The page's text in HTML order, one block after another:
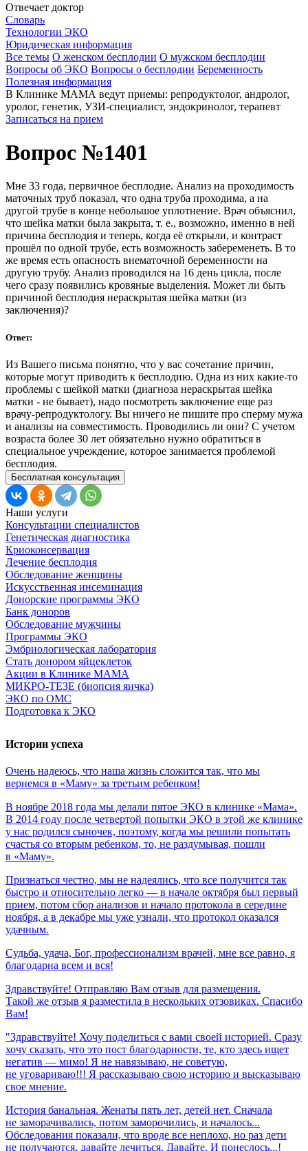
Отвечает доктор
Словарь
Технологии ЭКО
Юридическая информация
Все темы О женском бесплодии О мужском бесплодии
Вопросы об ЭКО Вопросы о бесплодии Беременность
Полезная информация
В Клинике МАМА ведут приемы: репродуктолог, андролог,
уролог, генетик, УЗИ-специалист, эндокринолог, терапевт
Записаться на прием
Вопрос №1401
Мне 33 года, первичное бесплодие. Анализ на проходимость
маточных труб показал, что одна труба проходима, а на
другой трубе в конце небольшое уплотнение. Врач объяснил,
что шейка матки была закрыта, т. е., возможно, именно в ней
причина бесплодия и теперь, когда её открыли, и контраст
прошёл по одной трубе, есть возможность забеременеть. В то
же время есть опасность внематочной беременности на
другую трубу. Анализ проводился на 16 день цикла, после
чего сразу появились кровяные выделения. Может ли быть
причиной бесплодия нераскрытая шейка матки (из
заключения)?
Ответ:
Из Вашего письма понятно, что у вас сочетание причин,
которые могут приводить к бесплодию. Одна из них какие-то
проблемы с шейкой матки (диагноза нераскрытая шейка
матки - не бывает), надо посмотреть заключение еще раз
врачу-репродуктологу. Вы ничего не пишите про сперму мужа
и анализы на совместимость. Проводились ли они? C учетом
возраста более 30 лет обязательно нужно обратиться в
специальное учреждение, которое занимается проблемой
бесплодия.
Бесплатная консультация
Наши услуги
Консультации специалистов
Генетическая диагностика
Криоконсервация
Лечение бесплодия
Обследование женщины
Искусственная инсеминация
Донорские программы ЭКО
Банк доноров
Обследование мужчины
Программы ЭКО
Эмбриологическая лаборатория
Стать донором яйцеклеток
Акции в Клинике МАМА
МИКРО-ТЕЗЕ (биопсия яичка)
ЭКО по ОМС
Подготовка к ЭКО
Истории успеха
Очень надеюсь, что наша жизнь сложится так, что мы
вернемся в «Маму» за третьим ребенком!
В ноябре 2018 года мы делали пятое ЭКО в клинике «Мама».
В 2014 году после четвертой попытки ЭКО в этой же клинике
у нас родился сыночек, поэтому, когда мы решили попытать
счастья со вторым ребенком, то, не раздумывая, пошли
в «Маму».
Признаться честно, мы не надеялись, что все получится так
быстро и относительно легко — в начале октября был первый
прием, потом сбор анализов и начало протокола в середине
ноября, а в декабре мы уже узнали, что протокол оказался
удачным.
Судьба, удача, Бог, профессионализм врачей, мне все равно, я
благодарна всем и вся!
Здравствуйте! Отправляю Вам отзыв для размещения.
Такой же отзыв я разместила в нескольких отзовиках. Спасибо
Вам!
"Здравствуйте! Хочу поделиться с вами своей историей. Сразу
хочу сказать, что это пост благодарности, те, кто здесь ищет
негатив — мимо! Я не навязываю, не советую,
не уговариваю!!! Я рассказываю свою историю и высказываю
свое мнение.
История банальная. Женаты пять лет, детей нет. Сначала
не заморачивались, потом заморочились, и началось...
Обследования показали, что вроде все неплохо, но раз дети
не получаются, давайте лечиться. Давайте. И понеслось...!